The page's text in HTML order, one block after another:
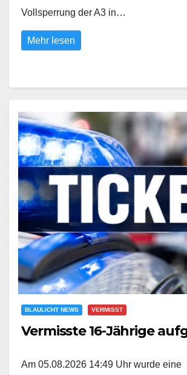
Vollsperrung der A3 in…
Mehr lesen
BLAULICHT NEWS VERMISST
Vermisste 16-Jährige
Am 05.08.2026 14:49 Uhr wurde eine